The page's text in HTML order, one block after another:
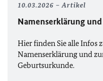
10.03.2026 Artikel
Namenserklärung
Hier finden Sie alle Infos
Namenserklärung und
Geburtsurkunde.